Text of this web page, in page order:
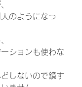
のようになっ
ションも使わな
しないので鏡す